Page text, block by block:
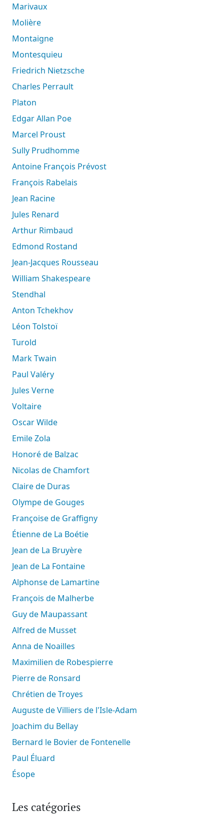
Marivaux
Molière
Montaigne
Montesquieu
Friedrich Nietzsche
Charles Perrault
Platon
Edgar Allan Poe
Marcel Proust
Sully Prudhomme
Antoine François Prévost
François Rabelais
Jean Racine
Jules Renard
Arthur Rimbaud
Edmond Rostand
Jean-Jacques Rousseau
William Shakespeare
Stendhal
Anton Tchekhov
Léon Tolstoï
Turold
Mark Twain
Paul Valéry
Jules Verne
Voltaire
Oscar Wilde
Emile Zola
Honoré de Balzac
Nicolas de Chamfort
Claire de Duras
Olympe de Gouges
Françoise de Graffigny
Étienne de La Boétie
Jean de La Bruyère
Jean de La Fontaine
Alphonse de Lamartine
François de Malherbe
Guy de Maupassant
Alfred de Musset
Anna de Noailles
Maximilien de Robespierre
Pierre de Ronsard
Chrétien de Troyes
Auguste de Villiers de l'Isle-Adam
Joachim du Bellay
Bernard le Bovier de Fontenelle
Paul Éluard
Ésope
Les catégories